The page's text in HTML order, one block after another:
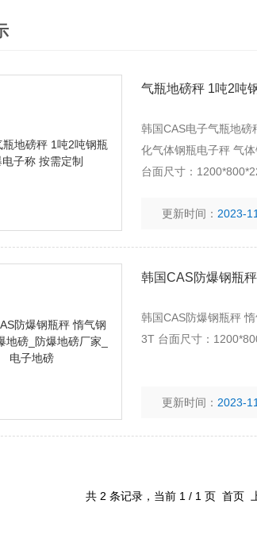
气瓶地磅秤 1吨2吨
韩国CAS电子气瓶地
化气体钢瓶电子秤 气
台面尺寸：
更新时间： 2023-
韩国CAS防爆钢瓶
韩国CAS防爆钢瓶秤
3T 台面尺寸：
更新时间： 2023-
共 2 条记录，当前 1 / 1 页 首页